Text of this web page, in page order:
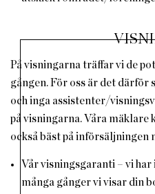
På visningarna träffar vi de
gången. För oss är det
och inga assistenter/
på visningarna. Våra mäklare
också bäst på införsäljningen
Vår visningsgaranti – vi
många gånger vi visar din